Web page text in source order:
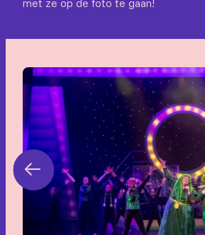
met ze op de foto te gaan!